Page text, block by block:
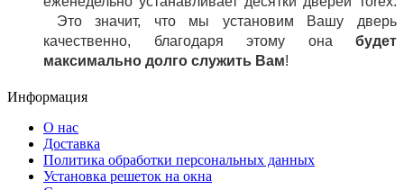
Это значит, что мы установим Вашу дверь
качественно, благодаря этому она будет
максимально долго служить Вам!
Информация
О нас
Доставка
Политика обработки персональных данных
Установка решеток на окна